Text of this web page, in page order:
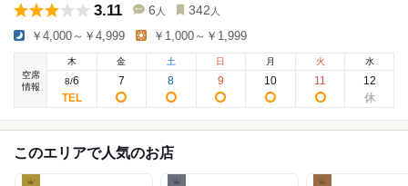
3.11 6 人 342 人
￥4,000～￥4,999 ￥1,000～￥1,999
空席
情報
木
8/6
金
7
土
8
日
9
月
10
火
11
水
12
このエリアで人気のお店